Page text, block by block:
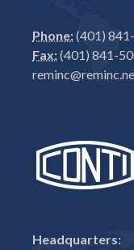
Phone:(401)
Fax:(401) 841-
Headquarters: